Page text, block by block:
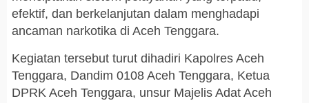
efektif, dan berkelanjutan dalam menghadapi
ancaman narkotika di Aceh Tenggara.
Kegiatan tersebut turut dihadiri Kapolres Aceh
Tenggara, Dandim 0108 Aceh Tenggara, Ketua
DPRK Aceh Tenggara, unsur Majelis Adat Aceh